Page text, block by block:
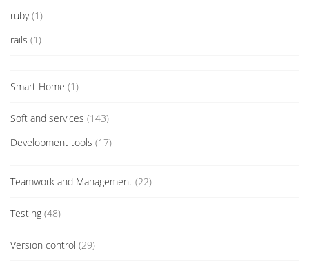
ruby(1)
rails (1)
Smart Home (1)
Soft and services (143)
Development tools (17)
Teamwork and Management (22)
Testing (48)
Version control (29)